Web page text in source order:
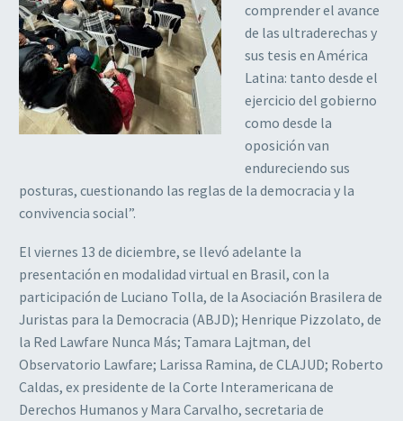
comprender el avance
de las ultraderechas y
sus tesis en América
Latina: tanto desde el
ejercicio del gobierno
como desde la
oposición van
endureciendo sus
posturas, cuestionando las reglas de la democracia y la
convivencia social”.
El viernes 13 de diciembre, se llevó adelante la
presentación en modalidad virtual en Brasil, con la
participación de Luciano Tolla, de la Asociación Brasilera de
Juristas para la Democracia (ABJD); Henrique Pizzolato, de
la Red Lawfare Nunca Más; Tamara Lajtman, del
Observatorio Lawfare; Larissa Ramina, de CLAJUD; Roberto
Caldas, ex presidente de la Corte Interamericana de
Derechos Humanos y Mara Carvalho, secretaria de